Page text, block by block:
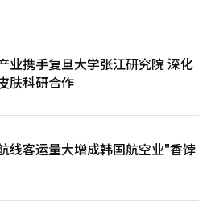
人工智能（AI）系统翻译与编辑。
创业公司，必须经过的第一道关卡和
共机构在无法完全依赖市场逻辑的领
的重要角色，但在现实的采购和合同
合作企业的“甲方”地位。只有通过了
力而自行设定的层层指引和特别条款
，法律中并不
，但对中小企业而言，这就像是生存
“国会的法律或政府的实施令远不如一
特别条款可怕和严苛。”即使中央政
实务指引仍然束缚企业，政策的温暖
们企业的创新意愿和创造力，国家的
经济根基的中小企业。因此，中小企
业携手复旦大学张江研究院 深化
肤科研合作
线客运量大增成韩国航空业"香饽